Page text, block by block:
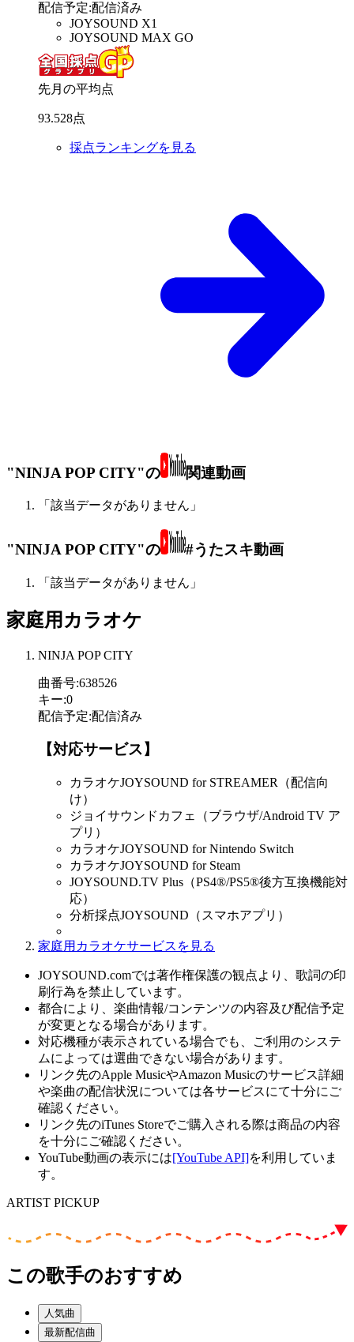
配信予定:配信済み
JOYSOUND X1
JOYSOUND MAX GO
先月の平均点
93.528点
採点ランキングを見る
"NINJA POP CITY"の 関連動画
「該当データがありません」
"NINJA POP CITY"の #うたスキ動画
「該当データがありません」
家庭用カラオケ
NINJA POP CITY
曲番号:638526
キー:0
配信予定:配信済み
【対応サービス】
カラオケJOYSOUND for STREAMER（配信向
け）
ジョイサウンドカフェ（ブラウザ/Android TV ア
プリ）
カラオケJOYSOUND for Nintendo Switch
カラオケJOYSOUND for Steam
JOYSOUND.TV Plus（PS4®/PS5®後方互換機能対
応）
分析採点JOYSOUND（スマホアプリ）
家庭用カラオケサービスを見る
JOYSOUND.comでは著作権保護の観点より、歌詞の印
刷行為を禁止しています。
都合により、楽曲情報/コンテンツの内容及び配信予定
が変更となる場合があります。
対応機種が表示されている場合でも、ご利用のシステ
ムによっては選曲できない場合があります。
リンク先のApple MusicやAmazon Musicのサービス詳細
や楽曲の配信状況については各サービスにて十分にご
確認ください。
リンク先のiTunes Storeでご購入される際は商品の内容
を十分にご確認ください。
YouTube動画の表示には[YouTube API]を利用していま
す。
ARTIST PICKUP
この歌手のおすすめ
人気曲
最新配信曲